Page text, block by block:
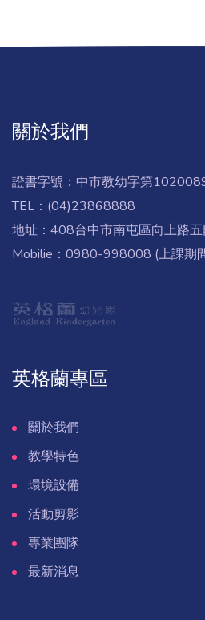
關於我們
證書字號：中市教幼字第
TEL：(04)23868888
地址：408台中市南屯區向上路
Mobilie：0980-998008 (上課期
英格蘭專區
關於我們
教學特色
環境設備
活動剪影
專業團隊
最新消息